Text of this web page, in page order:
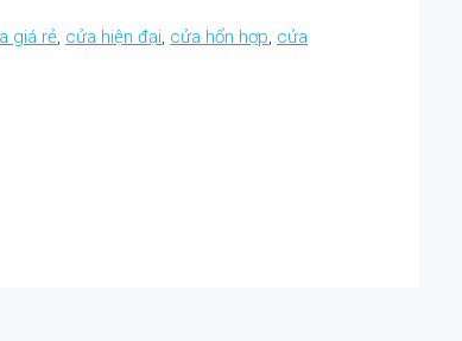
giá rẻ, cửa hiện đại, cửa hổn hợp, cửa